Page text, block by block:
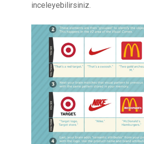
inceleyebilirsiniz.